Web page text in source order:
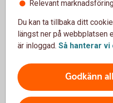
Digital Support
Vi finns här för dig. Du når
0771-97 75 12 . Öppet
20.00, lördag-söndag
Relevant
Du kan ta tillbaka ditt
längst ner på webbplatsen
är inloggad. Så hanterar vi
Godkänn